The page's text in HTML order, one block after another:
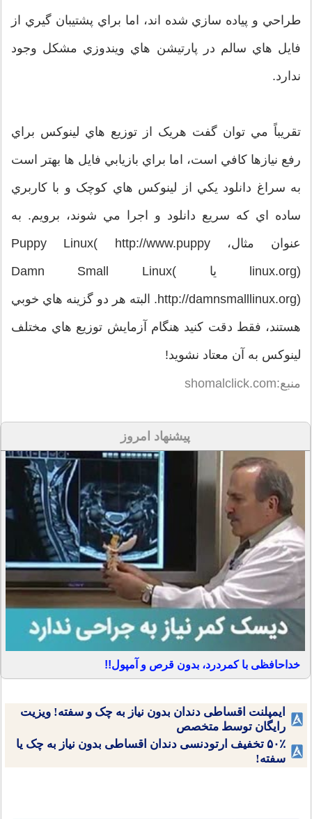
طراحي و پياده سازي شده اند، اما براي پشتيبان گيري از
فايل هاي سالم در پارتيشن هاي ويندوزي مشکل وجود
ندارد.
تقريباً مي توان گفت هريک از توزيع هاي لينوکس براي
رفع نيازها کافي است، اما براي بازيابي فايل ها بهتر است
به سراغ دانلود يکي از لينوکس هاي کوچک و با کاربري
ساده اي که سريع دانلود و اجرا مي شوند، برويم. به
عنوان مثال، Puppy Linux( http://www.puppy
linux.org) يا Damn Small Linux(
http://damnsmalllinux.org). البته هر دو گزينه هاي خوبي
هستند، فقط دقت کنيد هنگام آزمايش توزيع هاي مختلف
لينوکس به آن معتاد نشويد!
منبع:shomalclick.com
پیشنهاد امروز
خداحافظی با کمردرد، بدون قرص و آمپول!!
ایمپلنت اقساطی دندان بدون نیاز به چک و سفته! ویزیت
رایگان توسط متخصص
۵۰٪ تخفیف ارتودنسی دندان اقساطی بدون نیاز به چک یا
سفته!